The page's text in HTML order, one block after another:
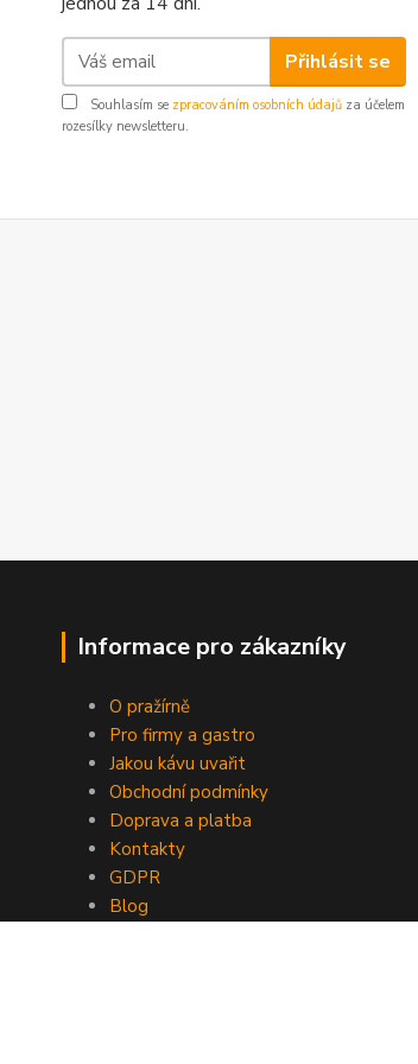
Přihlásit se
Souhlasím se zpracováním osobních údajů za účelem
rozesílky newsletteru.
Informace pro zákazníky
O pražírně
Pro firmy a gastro
Jakou kávu uvařit
Obchodní podmínky
Doprava a platba
Kontakty
GDPR
Blog